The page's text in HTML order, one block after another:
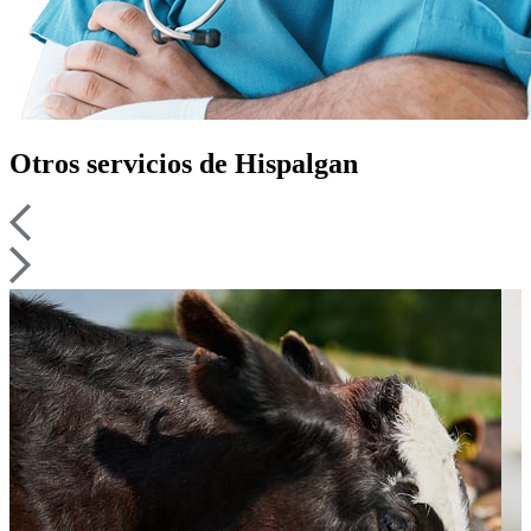
Otros servicios de Hispalgan